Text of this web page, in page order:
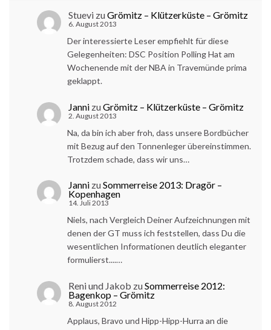
Stuevi zuGrömitz – Klützerküste – Grömitz
6. August 2013
Der interessierte Leser empfiehlt für diese
Gelegenheiten: DSC Position Polling Hat am
Wochenende mit der NBA in Travemünde prima
geklappt.
Janni zuGrömitz – Klützerküste – Grömitz
2. August 2013
Na, da bin ich aber froh, dass unsere Bordbücher
mit Bezug auf den Tonnenleger übereinstimmen.
Trotzdem schade, dass wir uns…
Janni zuSommerreise 2013: Dragör –
Kopenhagen
14. Juli 2013
Niels, nach Vergleich Deiner Aufzeichnungen mit
denen der GT muss ich feststellen, dass Du die
wesentlichen Informationen deutlich eleganter
formulierst....…
Reni und Jakob zuSommerreise 2012:
Bagenkop – Grömitz
8. August 2012
Applaus, Bravo und Hipp-Hipp-Hurra an die